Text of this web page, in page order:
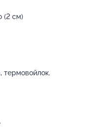
(2 см)
термовойлок.